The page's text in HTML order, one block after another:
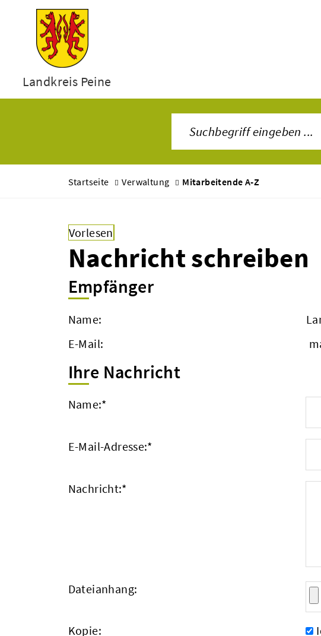
Landkreis Peine
Startseite Verwaltung Mitarbeitende A-Z
Vorlesen
Nachricht schreiben
Empfänger
Name:
E-Mail:
Ihre Nachricht
Name:*
E-Mail-Adresse:*
Nachricht:*
Dateianhang:
Kopie: